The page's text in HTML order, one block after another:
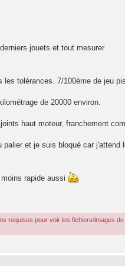
jouets et tout mesurer
les tolérances. 7/100ème de jeu
de 20000 environ.
haut moteur, franchement
palier et je suis bloqué car
rapide aussi
requises pour voir les fichiers/images